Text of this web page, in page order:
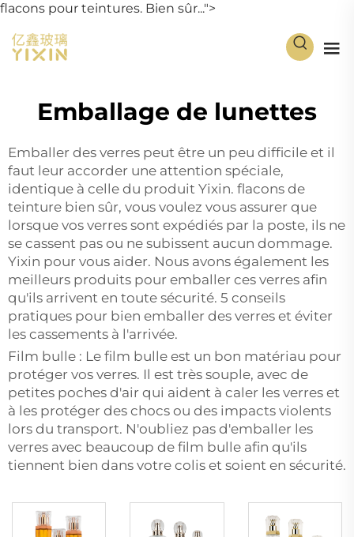
flacons pour teintures. Bien sûr...">
Emballage de lunettes
Emballer des verres peut être un peu difficile et il
faut leur accorder une attention spéciale,
identique à celle du produit Yixin. flacons de
teinture bien sûr, vous voulez vous assurer que
lorsque vos verres sont expédiés par la poste, ils ne
se cassent pas ou ne subissent aucun dommage.
Yixin pour vous aider. Nous avons également les
meilleurs produits pour emballer ces verres afin
qu'ils arrivent en toute sécurité. 5 conseils
pratiques pour bien emballer des verres et éviter
les cassements à l'arrivée.
Film bulle : Le film bulle est un bon matériau pour
protéger vos verres. Il est très souple, avec de
petites poches d'air qui aident à caler les verres et
à les protéger des chocs ou des impacts violents
lors du transport. N'oubliez pas d'emballer les
verres avec beaucoup de film bulle afin qu'ils
tiennent bien dans votre colis et soient en sécurité.